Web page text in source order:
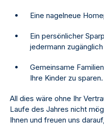
Eine nagelneue
Ein persönlicher
jedermann
Gemeinsame
Ihre Kinder zu sparen.
All dies wäre ohne Ihr
Laufe des Jahres nicht
Ihnen und freuen uns